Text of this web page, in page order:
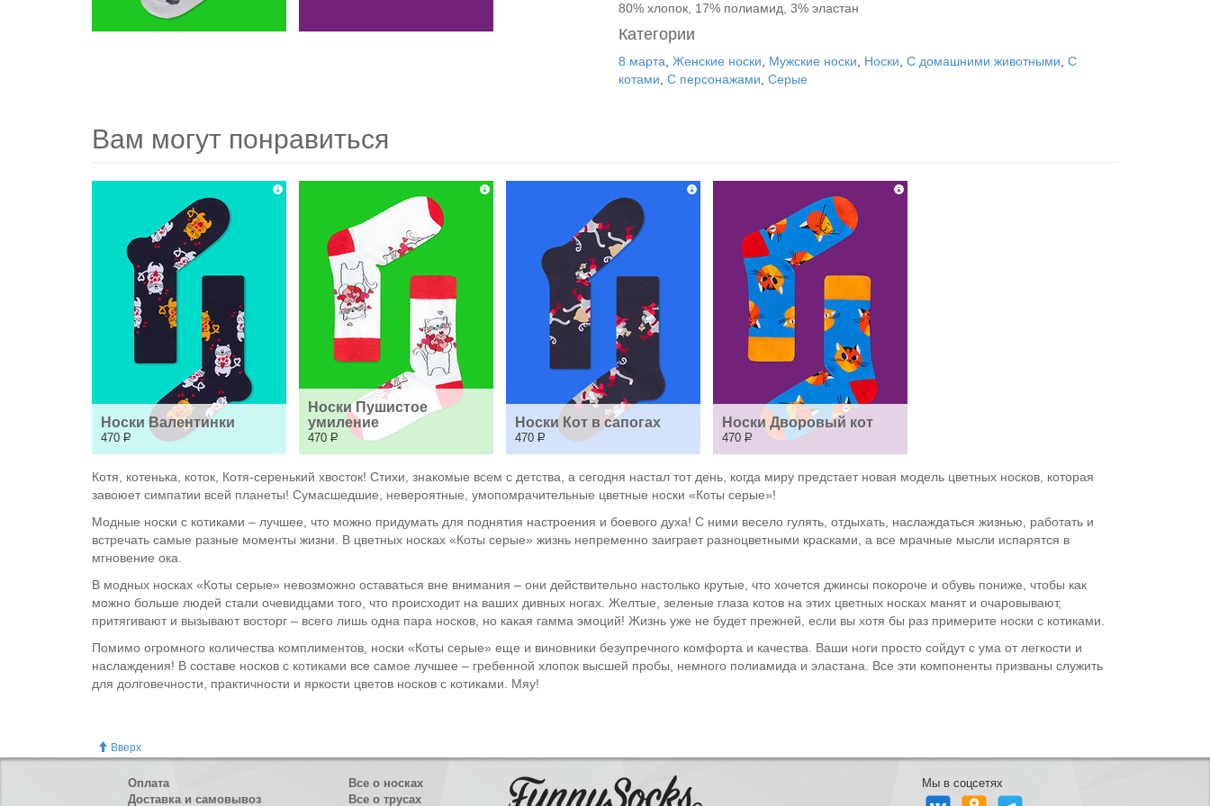
80% хлопок, 17% полиамид, 3% эластан
Категории
8 марта Женские носки Мужские носки Носки С домашними животными С
котами С персонажами Серые
Вам могут понравиться
Носки Валентинки
470 Р
Носки Пушистое
умиление
470 Р
Носки Кот в сапогах
470 Р
Носки Дворовый кот
470 Р
Котя, котенька, коток, Котя-серенький хвосток! Стихи, знакомые всем с детства, а сегодня настал тот день, когда миру предстает новая модель цветных носков, которая
завоюет симпатии всей планеты! Сумасшедшие, невероятные, умопомрачительные цветные носки «Коты серые»!
Модные носки с котиками – лучшее, что можно придумать для поднятия настроения и боевого духа! С ними весело гулять, отдыхать, наслаждаться жизнью, работать и
встречать самые разные моменты жизни. В цветных носках «Коты серые» жизнь непременно заиграет разноцветными красками, а все мрачные мысли испарятся в
мгновение ока.
В модных носках «Коты серые» невозможно оставаться вне внимания – они действительно настолько крутые, что хочется джинсы покороче и обувь пониже, чтобы как
можно больше людей стали очевидцами того, что происходит на ваших дивных ногах. Желтые, зеленые глаза котов на этих цветных носках манят и очаровывают,
притягивают и вызывают восторг – всего лишь одна пара носков, но какая гамма эмоций! Жизнь уже не будет прежней, если вы хотя бы раз примерите носки с котиками.
Помимо огромного количества комплиментов, носки «Коты серые» еще и виновники безупречного комфорта и качества. Ваши ноги просто сойдут с ума от легкости и
наслаждения! В составе носков с котиками все самое лучшее – гребенной хлопок высшей пробы, немного полиамида и эластана. Все эти компоненты призваны служить
для долговечности, практичности и яркости цветов носков с котиками. Мяу!
Вверх
Оплата
Доставка и самовывоз
Все о носках
Все о трусах
Мы в соцсетях